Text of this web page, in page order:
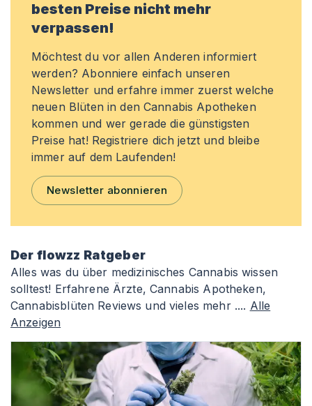
besten Preise nicht mehr
verpassen!
Möchtest du vor allen Anderen informiert
werden? Abonniere einfach unseren
Newsletter und erfahre immer zuerst welche
neuen Blüten in den Cannabis Apotheken
kommen und wer gerade die günstigsten
Preise hat! Registriere dich jetzt und bleibe
immer auf dem Laufenden!
Newsletter abonnieren
Der flowzz Ratgeber
Alles was du über medizinisches Cannabis wissen
solltest! Erfahrene Ärzte, Cannabis Apotheken,
Cannabisblüten Reviews und vieles mehr .... Alle
Anzeigen